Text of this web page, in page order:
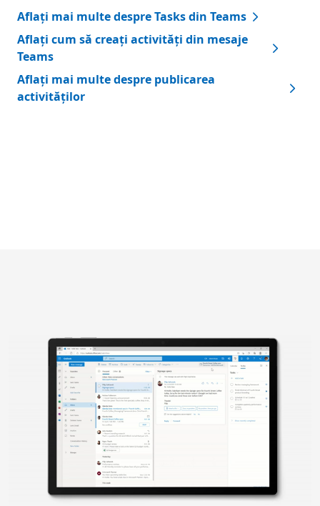
Aflați mai multe despre Tasks din Teams
Aflați cum să creați activități din mesaje
Teams
Aflați mai multe despre publicarea
activităților